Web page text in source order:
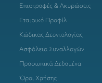
Επιστροφές & Ακυρώσεις
Εταιρικό Προφίλ
Κώδικας Δεοντολογίας
Ασφάλεια Συναλλαγών
Προσωπικά Δεδομένα
Όροι Χρήσης